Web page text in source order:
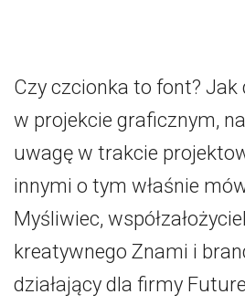
Czy czcionka to font?
w projekcie graficznym,
uwagę w trakcie
innymi o tym właśnie
Myśliwiec,
kreatywnego Znami i
działający dla firmy